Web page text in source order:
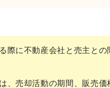
際に不動産会社と売主との
、売却活動の期間、販売価